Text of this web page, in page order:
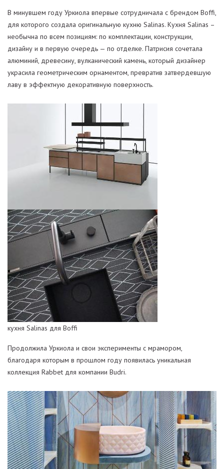
В минувшем году Уркиола впервые сотрудничала с брендом Boffi,
для которого создала оригинальную кухню Salinas. Кухня Salinas –
необычна по всем позициям: по комплектации, конструкции,
дизайну и в первую очередь — по отделке. Патрисия сочетала
алюминий, древесину, вулканический камень, который дизайнер
украсила геометрическим орнаментом, превратив затвердевшую
лаву в эффектную декоративную поверхность.
кухня Salinas для Boffi
Продолжила Уркиола и свои эксперименты с мрамором,
благодаря которым в прошлом году появилась уникальная
коллекция Rabbet для компании Budri.